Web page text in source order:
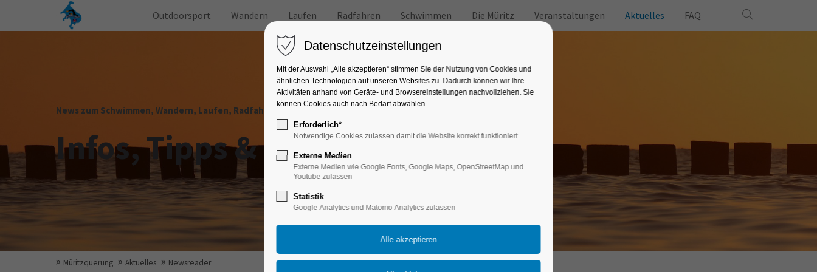
Outdoorsport Wandern Laufen Radfahren Schwimmen Die Müritz Veranstaltungen Aktuelles FAQ
News zum Schwimmen, Wandern, Laufen, Radfahren und anderen Freizeitaktivitäten
Infos, Tipps & Tricks
Müritzquerung Aktuelles Newsreader
Datenschutzeinstellungen
Mit der Auswahl „Alle akzeptieren“ stimmen Sie der Nutzung von Cookies und
ähnlichen Technologien auf unseren Websites zu. Dadurch können wir Ihre
Aktivitäten anhand von Geräte- und Browsereinstellungen nachvollziehen. Sie
können Cookies auch nach Bedarf abwählen.
Erforderlich*
Notwendige Cookies zulassen damit die Website korrekt funktioniert
Externe Medien
Externe Medien wie Google Fonts, Google Maps, OpenStreetMap und
Youtube zulassen
Statistik
Google Analytics und Matomo Analytics zulassen